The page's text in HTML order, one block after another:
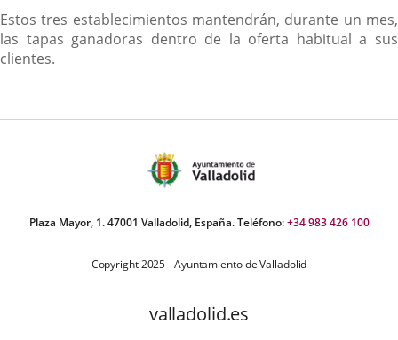
Estos tres establecimientos mantendrán, durante un mes,
las tapas ganadoras dentro de la oferta habitual a sus
clientes.
Plaza Mayor, 1. 47001 Valladolid, España. Teléfono:+34 983 426 100
Copyright 2025 - Ayuntamiento de Valladolid
valladolid.es